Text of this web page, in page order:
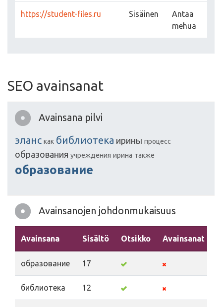
https://student-files.ru Sisäinen
Antaa
mehua
SEO avainsanat
Avainsana pilvi
эланс как библиотека ирины процесс
образования учреждения ирина также
образование
Avainsanojen johdonmukaisuus
Avainsana Sisältö Otsikko Avainsanat
образование 17
библиотека 12